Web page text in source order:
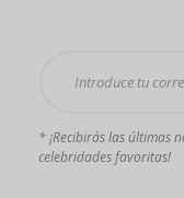
* ¡Recibirás las últimas
celebridades favoritas!